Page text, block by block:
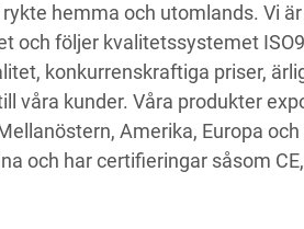
hemma och utomlands. Vi
och följer kvalitetssystemet
konkurrenskraftiga priser,
våra kunder. Våra produkter
Amerika, Europa och
och har certifieringar såsom CE,